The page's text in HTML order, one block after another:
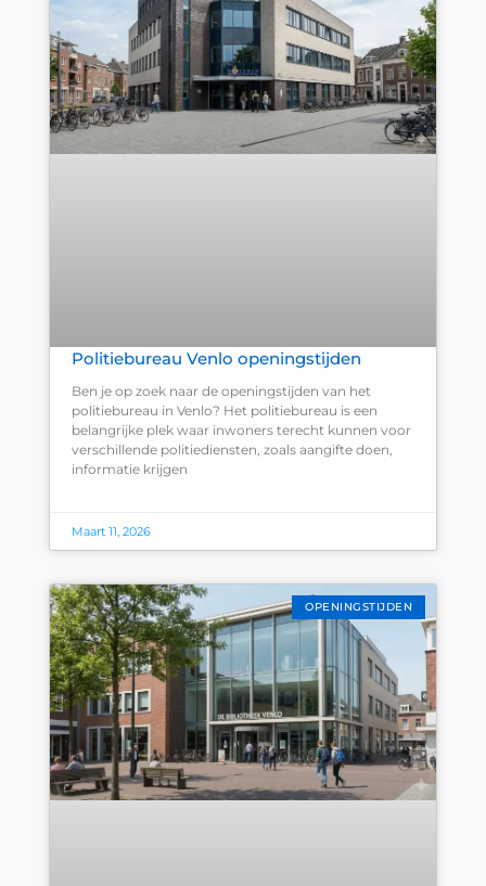
Politiebureau Venlo openingstijden
Ben je op zoek naar de openingstijden van het
politiebureau in Venlo? Het politiebureau is een
belangrijke plek waar inwoners terecht kunnen voor
verschillende politiediensten, zoals aangifte doen,
informatie krijgen
Maart 11, 2026
OPENINGSTIJDEN